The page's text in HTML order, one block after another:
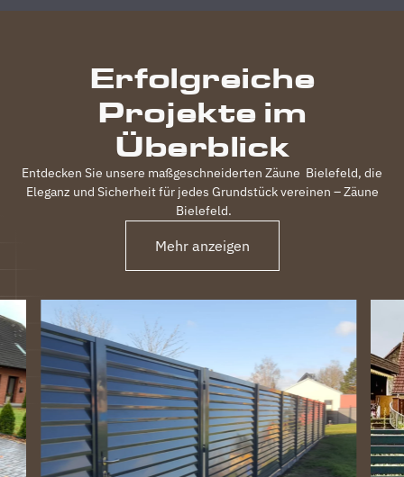
inkl.
und 2
Gartentüren,
waren
120m
Zaun in 3
Tagen
fertig.
war
Zaun
perfekt
geworden
und die
Hunde
lieben
Erfolgreiche
Projekte im
Überblick
Entdecken Sie unsere maßgeschneiderten Zäune Bielefeld, die
Eleganz und Sicherheit für jedes Grundstück vereinen – Zäune
Bielefeld.
Mehr anzeigen